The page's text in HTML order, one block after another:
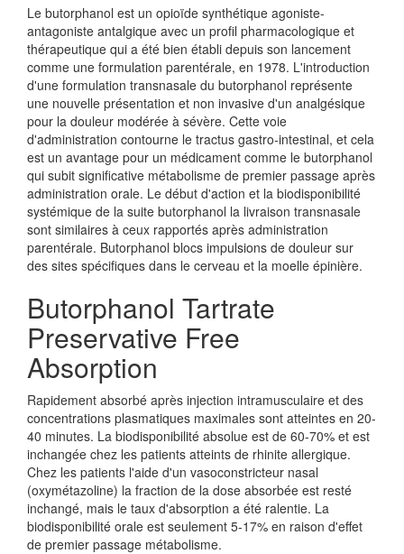
Le butorphanol est un opioïde synthétique agoniste-
antagoniste antalgique avec un profil pharmacologique et
thérapeutique qui a été bien établi depuis son lancement
comme une formulation parentérale, en 1978. L'introduction
d'une formulation transnasale du butorphanol représente
une nouvelle présentation et non invasive d'un analgésique
pour la douleur modérée à sévère. Cette voie
d'administration contourne le tractus gastro-intestinal, et cela
est un avantage pour un médicament comme le butorphanol
qui subit significative métabolisme de premier passage après
administration orale. Le début d'action et la biodisponibilité
systémique de la suite butorphanol la livraison transnasale
sont similaires à ceux rapportés après administration
parentérale. Butorphanol blocs impulsions de douleur sur
des sites spécifiques dans le cerveau et la moelle épinière.
Butorphanol Tartrate
Preservative Free
Absorption
Rapidement absorbé après injection intramusculaire et des
concentrations plasmatiques maximales sont atteintes en 20-
40 minutes. La biodisponibilité absolue est de 60-70% et est
inchangée chez les patients atteints de rhinite allergique.
Chez les patients l'aide d'un vasoconstricteur nasal
(oxymétazoline) la fraction de la dose absorbée est resté
inchangé, mais le taux d'absorption a été ralentie. La
biodisponibilité orale est seulement 5-17% en raison d'effet
de premier passage métabolisme.